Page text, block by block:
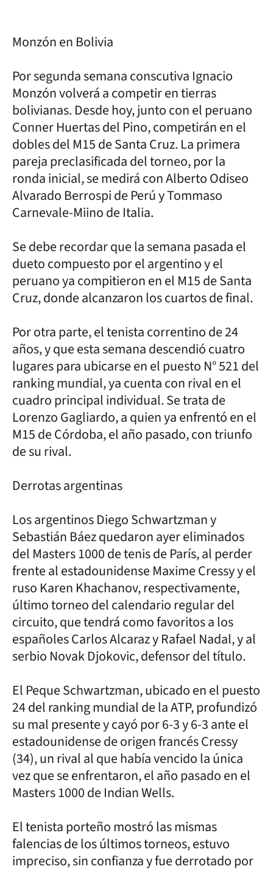
Monzón en Bolivia
Por segunda semana conscutiva Ignacio
Monzón volverá a competir en tierras
bolivianas. Desde hoy, junto con el peruano
Conner Huertas del Pino, competirán en el
dobles del M15 de Santa Cruz. La primera
pareja preclasificada del torneo, por la
ronda inicial, se medirá con Alberto Odiseo
Alvarado Berrospi de Perú y Tommaso
Carnevale-Miino de Italia.
Se debe recordar que la semana pasada el
dueto compuesto por el argentino y el
peruano ya compitieron en el M15 de Santa
Cruz, donde alcanzaron los cuartos de final.
Por otra parte, el tenista correntino de 24
años, y que esta semana descendió cuatro
lugares para ubicarse en el puesto N° 521 del
ranking mundial, ya cuenta con rival en el
cuadro principal individual. Se trata de
Lorenzo Gagliardo, a quien ya enfrentó en el
M15 de Córdoba, el año pasado, con triunfo
de su rival.
Derrotas argentinas
Los argentinos Diego Schwartzman y
Sebastián Báez quedaron ayer eliminados
del Masters 1000 de tenis de París, al perder
frente al estadounidense Maxime Cressy y el
ruso Karen Khachanov, respectivamente,
último torneo del calendario regular del
circuito, que tendrá como favoritos a los
españoles Carlos Alcaraz y Rafael Nadal, y al
serbio Novak Djokovic, defensor del título.
El Peque Schwartzman, ubicado en el puesto
24 del ranking mundial de la ATP, profundizó
su mal presente y cayó por 6-3 y 6-3 ante el
estadounidense de origen francés Cressy
(34), un rival al que había vencido la única
vez que se enfrentaron, el año pasado en el
Masters 1000 de Indian Wells.
El tenista porteño mostró las mismas
falencias de los últimos torneos, estuvo
impreciso, sin confianza y fue derrotado por